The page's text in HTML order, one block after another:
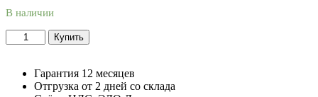
В наличии
Купить
Гарантия 12 месяцев
Отгрузка от 2 дней со склада